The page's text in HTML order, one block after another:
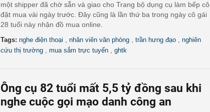
một shipper đã chờ sẵn và giao cho Trang bộ dụng cụ làm bếp cô
đặt mua vài ngày trước. Đây cũng là lần thứ ba trong ngày cô gái
28 tuổi này nhận đồ mua online.
Tags: nghe điện thoại nhân viên văn phòng trần hưng đạo
nghiên
cứu thị trường
mua sắm trực tuyến ghtk
Ông cụ 82 tuổi mất 5,5 tỷ đồng sau khi
nghe cuộc gọi mạo danh công an